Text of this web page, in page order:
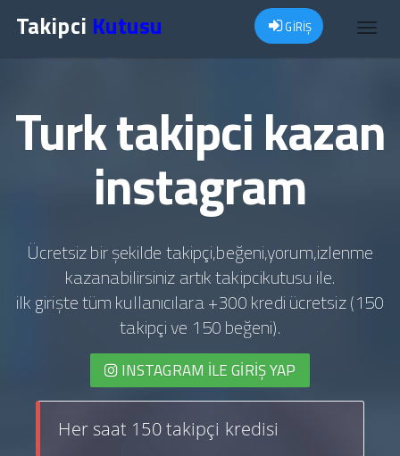
Takipci Kutusu GİRİŞ
Turk takipci kazan
instagram
Ücretsiz bir şekilde takipçi,beğeni,yorum,izlenme
kazanabilirsiniz artık takipcikutusu ile.
ilk girişte tüm kullanıcılara +300 kredi ücretsiz (150
takipçi ve 150 beğeni).
INSTAGRAM İLE GIRIŞ YAP
Her saat 150 takipçi kredisi